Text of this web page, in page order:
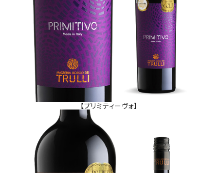
【プリミティーヴォ】